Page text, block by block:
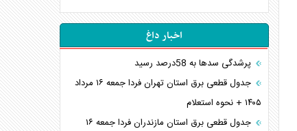
اخبار داغ
پرشدگی سدها به 58درصد رسید
جدول قطعی برق استان تهران فردا جمعه ۱۶ مرداد
۱۴۰۵ + نحوه استعلام
جدول قطعی برق استان مازندران فردا جمعه ۱۶